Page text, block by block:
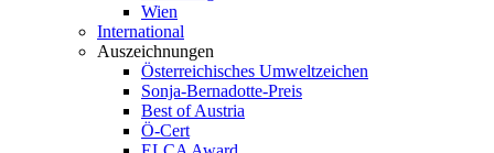
Wien
International
Auszeichnungen
Österreichisches Umweltzeichen
Sonja-Bernadotte-Preis
Best of Austria
Ö-Cert